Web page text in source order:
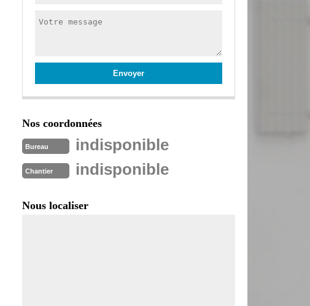
Nos coordonnées
Bureau indisponible
Chantier indisponible
Nous localiser